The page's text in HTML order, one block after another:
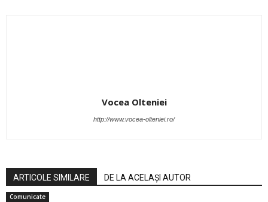
Vocea Olteniei
http://www.vocea-olteniei.ro/
ARTICOLE SIMILARE DE LA ACELAȘI AUTOR
Comunicate